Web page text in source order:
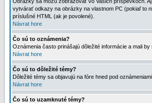
vytvárať odkazy na obrázky na vlastnom PC (pokiaľ to
príslušné HTML (ak je povolené).
Návrat hore
Čo sú to oznámenia?
Oznámenia často prinášajú dôležité informácie a mali
Návrat hore
Čo sú to dôležité témy?
Dôležité témy sa objavujú na fóre hned pod
Návrat hore
Čo sú to uzamknuté témy?